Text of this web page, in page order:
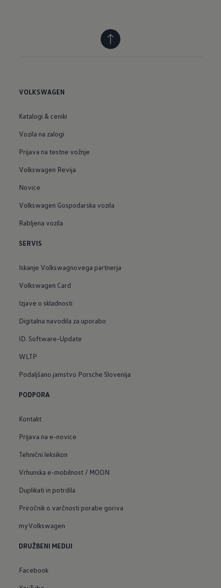
VOLKSWAGEN
Katalogi & ceniki
Vozila na zalogi
Prijava na testne vožnje
Volkswagen Revija
Novice
Volkswagen Gospodarska vozila
Rabljena vozila
SERVIS
Iskanje Volkswagnovega partnerja
Volkswagen Card
Izjave o skladnosti
Digitalna navodila za uporabo
ID. Software-Update
WLTP
Podaljšano jamstvo Porsche Slovenija
PODPORA
Kontakt
Prijava na e-novice
Tehnični leksikon
Vrhunska e-mobilnost / MOON
Duplikati in potrdila
Priročnik o varčnosti porabe goriva
myVolkswagen
DRUŽBENI MEDIJI
Facebook